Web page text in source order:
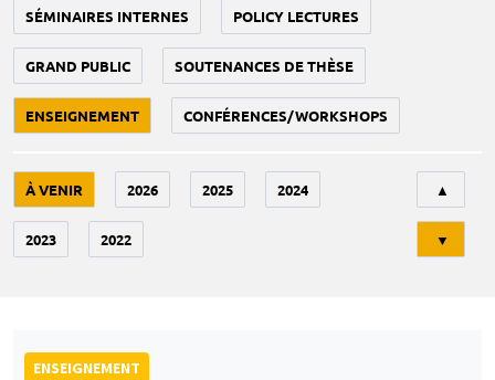
SÉMINAIRES INTERNES POLICY LECTURES
GRAND PUBLIC SOUTENANCES DE THÈSE
ENSEIGNEMENT CONFÉRENCES/WORKSHOPS
À VENIR 2026 2025 2024
2023 2022
▲
▼
ENSEIGNEMENT